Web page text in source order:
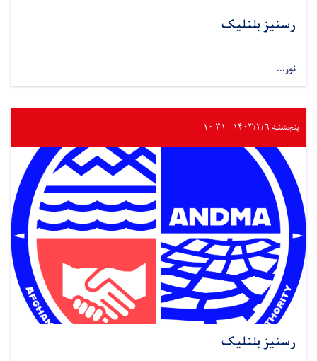
رسنیز بلنلیک
نور...
پنجشنبه ۱۴۰۳/۲/۶ - ۱۰:۳۱
رسنیز بلنلیک